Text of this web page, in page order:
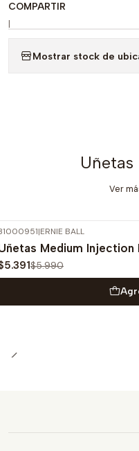
COMPARTIR
|
Mostrar stock de
Uñetas
Ver
OFF
|ERNIE BALL
Medium Injection
$5.990